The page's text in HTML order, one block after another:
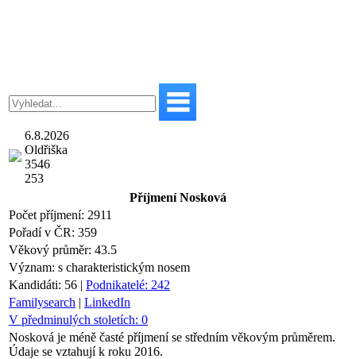
6.8.2026
Oldřiška
3546
253
PříjmeníNosková
Počet příjmení: 2911
Pořadí v ČR: 359
Věkový průměr: 43.5
Význam: s charakteristickým nosem
Kandidáti: 56 | Podnikatelé: 242
Familysearch | LinkedIn
V předminulých stoletích: 0
Nosková je méně časté příjmení se středním věkovým průměrem.
Údaje se vztahují k roku 2016.